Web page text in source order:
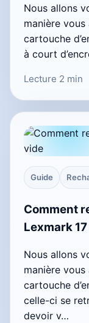
Nous allons
manière
cartouche
à court
Lecture 2 min
Guide
Comment
Lexmark
Nous allons
manière
cartouche
celle-ci se
devoir v…